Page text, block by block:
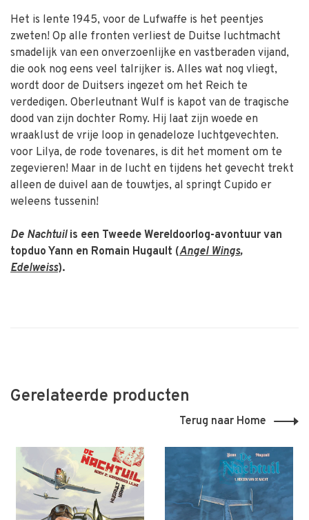
Het is lente 1945, voor de Lufwaffe is het peentjes
zweten! Op alle fronten verliest de Duitse luchtmacht
smadelijk van een onverzoenlijke en vastberaden vijand,
die ook nog eens veel talrijker is. Alles wat nog vliegt,
wordt door de Duitsers ingezet om het Reich te
verdedigen. Oberleutnant Wulf is kapot van de tragische
dood van zijn dochter Romy. Hij laat zijn woede en
wraaklust de vrije loop in genadeloze luchtgevechten.
voor Lilya, de rode tovenares, is dit het moment om te
zegevieren! Maar in de lucht en tijdens het gevecht trekt
alleen de duivel aan de touwtjes, al springt Cupido er
weleens tussenin!
De Nachtuilis een Tweede Wereldoorlog-avontuur van
topduo Yann en Romain Hugault (Angel Wings,
Edelweiss).
Gerelateerde producten
Terug naar Home